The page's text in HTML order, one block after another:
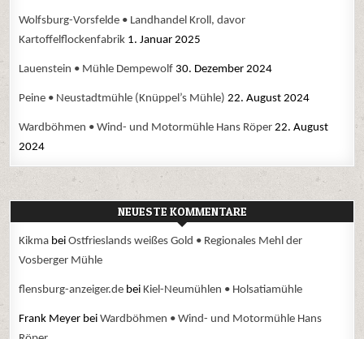
Wolfsburg-Vorsfelde • Landhandel Kroll, davor
Kartoffelflockenfabrik 1. Januar 2025
Lauenstein • Mühle Dempewolf 30. Dezember 2024
Peine • Neustadtmühle (Knüppel’s Mühle) 22. August 2024
Wardböhmen • Wind- und Motormühle Hans Röper 22. August
2024
NEUESTE KOMMENTARE
Kikma beiOstfrieslands weißes Gold • Regionales Mehl der
Vosberger Mühle
flensburg-anzeiger.de bei Kiel-Neumühlen • Holsatiamühle
Frank Meyer beiWardböhmen • Wind- und Motormühle Hans